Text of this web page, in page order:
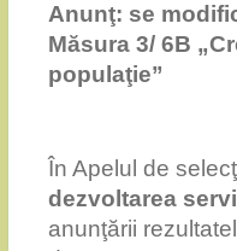
Anunţ: se
Măsura 3/ 6B
populaţie”
În Apelul de
dezvoltarea
anunţării